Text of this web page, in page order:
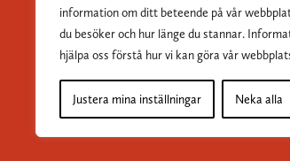
information om ditt beteende på vår
du besöker och hur länge du stannar.
hjälpa oss förstå hur vi kan göra vår
Justera mina inställningar Neka alla
största skönlitterära förlag.